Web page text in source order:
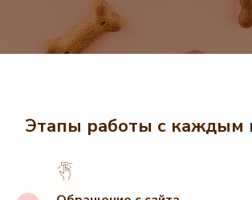
Этапы работы с каждым